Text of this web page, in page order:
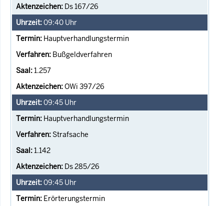
Ds 167/26
09:40 Uhr
Hauptverhandlungstermin
Bußgeldverfahren
1.257
OWi 397/26
09:45 Uhr
Hauptverhandlungstermin
Strafsache
1.142
Ds 285/26
09:45 Uhr
Erörterungstermin